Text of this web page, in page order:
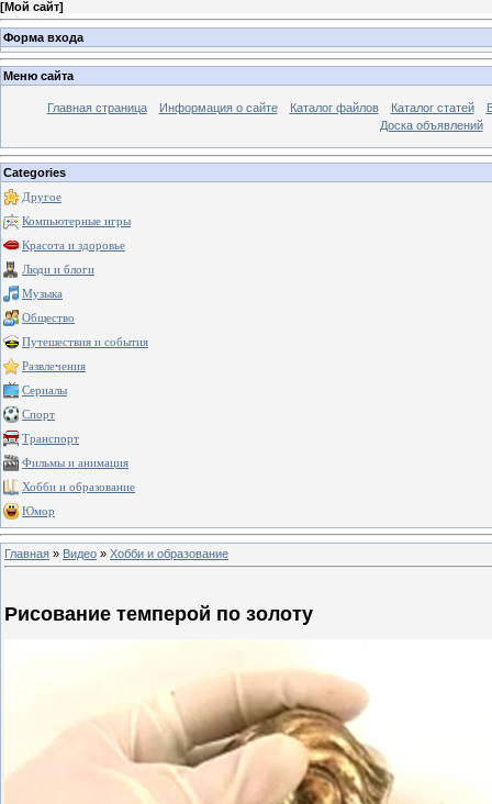
[Мой сайт]
Форма входа
Меню сайта
Главная страница Информация о сайте Каталог файлов Каталог статей
Доска объявлений
Categories
Другое
Компьютерные игры
Красота и здоровье
Люди и блоги
Музыка
Общество
Путешествия и события
Развлечения
Сериалы
Спорт
Транспорт
Фильмы и анимация
Хобби и образование
Юмор
Главная » Видео » Хобби и образование
Рисование темперой по золоту